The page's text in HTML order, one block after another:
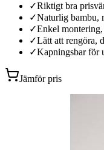
✓Riktigt bra
✓Naturlig bambu,
✓Enkel montering,
✓Lätt att rengöra,
✓Kapningsbar för
Jämför pris